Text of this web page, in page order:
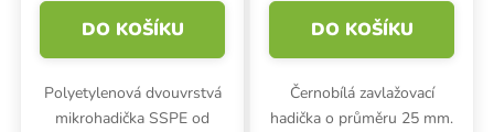
DO KOŠÍKU
Polyetylenová dvouvrstvá
mikrohadička SSPE od
DO KOŠÍKU
Černobílá zavlažovací
hadička o průměru 25 mm.